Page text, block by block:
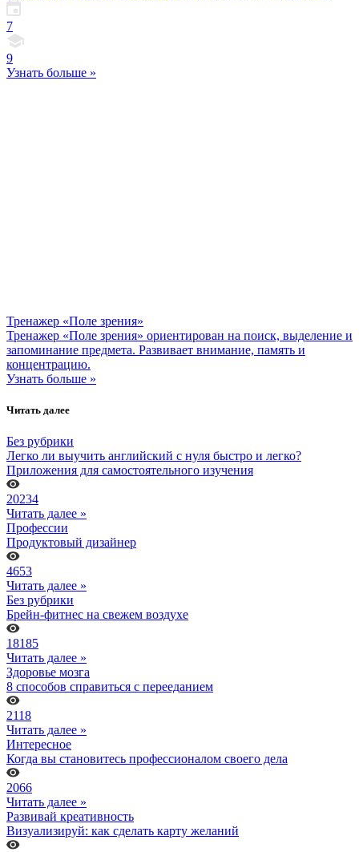
7
9
Узнать больше »
Тренажер «Поле зрения»
Тренажер «Поле зрения» ориентирован на поиск, выделение и
запоминание предмета. Развивает внимание, память и
концентрацию.
Узнать больше »
Читать далее
Без рубрики
Легко ли выучить английский с нуля быстро и легко?
Приложения для самостоятельного изучения
20234
Читать далее »
Профессии
Продуктовый дизайнер
4653
Читать далее »
Без рубрики
Брейн-фитнес на свежем воздухе
18185
Читать далее »
Здоровье мозга
8 способов справиться с перееданием
2118
Читать далее »
Интересное
Когда вы становитесь профессионалом своего дела
2066
Читать далее »
Развивай креативность
Визуализируй: как сделать карту желаний